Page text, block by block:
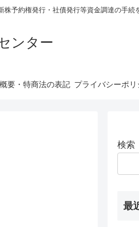
予約権発行・社債発行等資金調達の手続
ンター
要・特商法の表記 プライバシーポリ
検索
最